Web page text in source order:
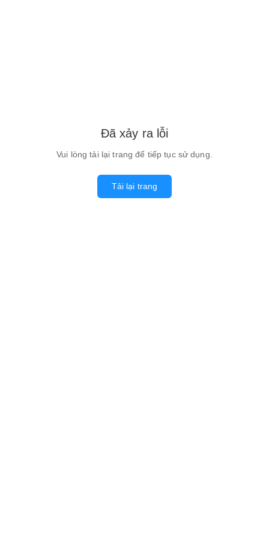
Đã xảy ra lỗi
Vui lòng tải lại trang để tiếp tục sử dụng.
Tải lại trang